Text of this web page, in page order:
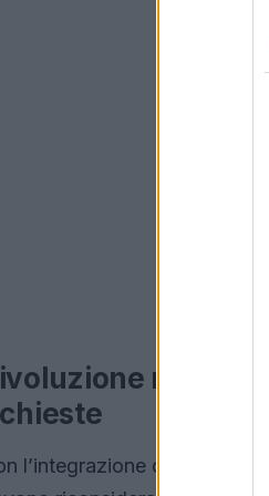
nelle
l’integrazione della